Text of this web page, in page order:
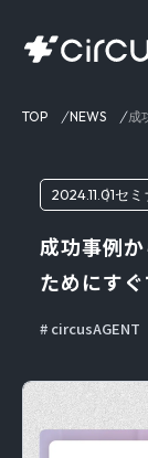
TOP NEWS 成
2024.11.01セミ
成功事例
ためにす
circusAGENT